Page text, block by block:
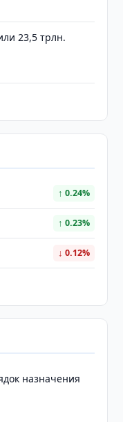
23,5 трлн.
↑ 0.24%
↑ 0.23%
↓ 0.12%
назначения